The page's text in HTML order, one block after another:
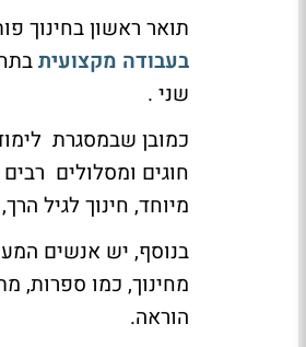
תואר ראשון בחינוך
בעבודה מקצועית
שני .
כמובן שבמסגרת
חוגים ומסלולים
מיוחד, חינוך לגיל
בנוסף, יש אנשים
מחינוך, כמו ספרות,
הוראה.